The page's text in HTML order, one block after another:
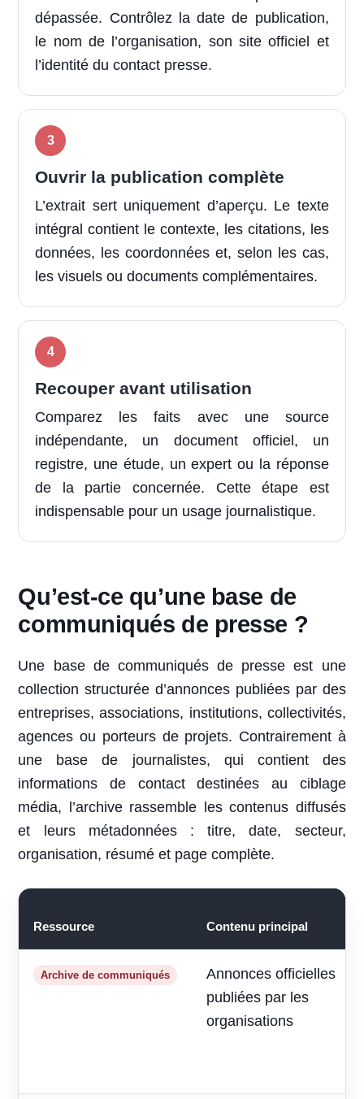
dépassée. Contrôlez la date de publication,
le nom de l’organisation, son site officiel et
l’identité du contact presse.
Ouvrir la publication complète
L’extrait sert uniquement d’aperçu. Le texte
intégral contient le contexte, les citations, les
données, les coordonnées et, selon les cas,
les visuels ou documents complémentaires.
Recouper avant utilisation
Comparez les faits avec une source
indépendante, un document officiel, un
registre, une étude, un expert ou la réponse
de la partie concernée. Cette étape est
indispensable pour un usage journalistique.
Qu’est-ce qu’une base de
communiqués de presse ?
Une base de communiqués de presse est une
collection structurée d’annonces publiées par des
entreprises, associations, institutions, collectivités,
agences ou porteurs de projets. Contrairement à
une base de journalistes, qui contient des
informations de contact destinées au ciblage
média, l’archive rassemble les contenus diffusés
et leurs métadonnées : titre, date, secteur,
organisation, résumé et page complète.
Ressource Contenu principal
Archive de communiqués
Annonces officielles
publiées par les
organisations